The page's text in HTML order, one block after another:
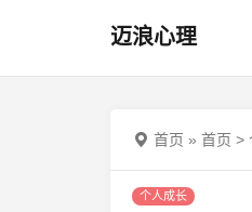
迈浪心理
首页 » 首页 >
个人成长